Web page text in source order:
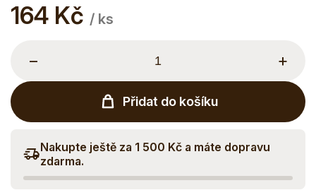
164 Kč / ks
Měrná
cena:
+
−
Přidat do košíku
Nakupte ještě za 1 500 Kč a máte dopravu
zdarma.